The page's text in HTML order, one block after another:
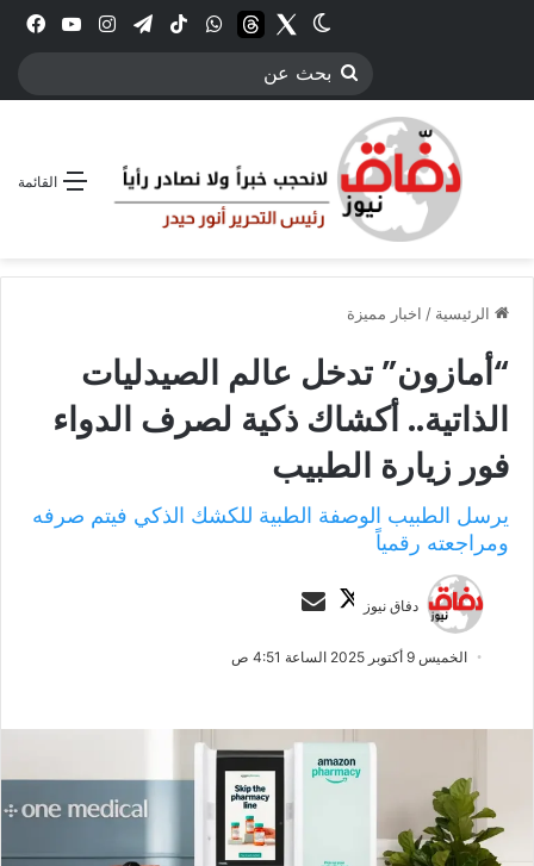
انستقرامتيلقرام‫TikTokواتسابthreadsTwitter
الوضع المظلم
بحث
القائمة
الرئيسية / اخبار مميزة
“أمازون” تدخل عالم الصيدليات
الذاتية.. أكشاك ذكية لصرف الدواء
فور زيارة الطبيب
يرسل الطبيب الوصفة الطبية للكشك الذكي فيتم صرفه
ومراجعته رقمياً
دفاق نيوز
ت
ب
ل
ى
س
ر
الخميس 9 أكتوبر 2025 الساعة 4:51 ص